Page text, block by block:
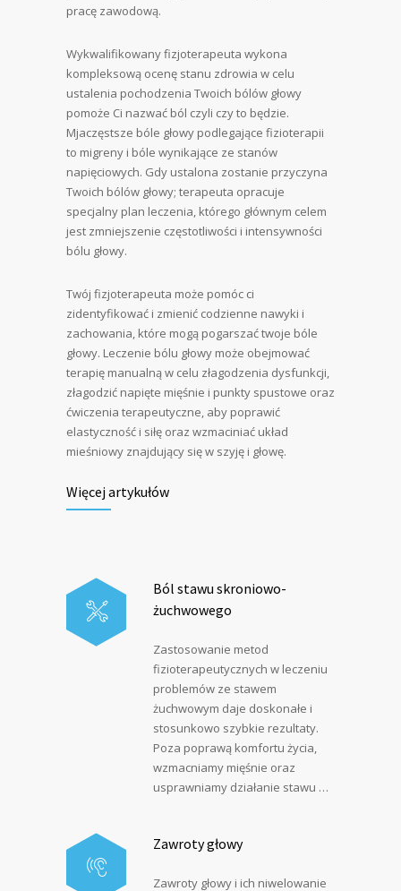
pracę zawodową.
Wykwalifikowany fizjoterapeuta wykona
kompleksową ocenę stanu zdrowia w celu
ustalenia pochodzenia Twoich bólów głowy
pomoże Ci nazwać ból czyli czy to będzie.
Mjaczęstsze bóle głowy podlegające fizioterapii
to migreny i bóle wynikające ze stanów
napięciowych. Gdy ustalona zostanie przyczyna
Twoich bólów głowy; terapeuta opracuje
specjalny plan leczenia, którego głównym celem
jest zmniejszenie częstotliwości i intensywności
bólu głowy.
Twój fizjoterapeuta może pomóc ci
zidentyfikować i zmienić codzienne nawyki i
zachowania, które mogą pogarszać twoje bóle
głowy. Leczenie bólu głowy może obejmować
terapię manualną w celu złagodzenia dysfunkcji,
złagodzić napięte mięśnie i punkty spustowe oraz
ćwiczenia terapeutyczne, aby poprawić
elastyczność i siłę oraz wzmaciniać układ
mieśniowy znajdujący się w szyję i głowę.
Więcej artykułów
Ból stawu skroniowo-
żuchwowego
Zastosowanie metod
fizioterapeutycznych w leczeniu
problemów ze stawem
żuchwowym daje doskonałe i
stosunkowo szybkie rezultaty.
Poza poprawą komfortu życia,
wzmacniamy mięśnie oraz
usprawniamy działanie stawu …
Zawroty głowy
Zawroty głowy i ich niwelowanie